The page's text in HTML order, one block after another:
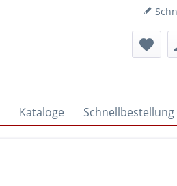
Kataloge